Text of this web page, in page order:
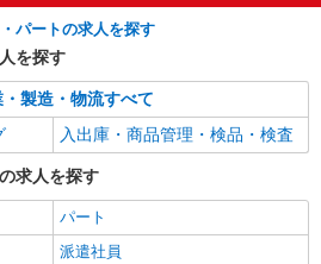
パートの求人を探す
を探す
製造・物流すべて
入出庫・商品管理・検品・検査
求人を探す
パート
派遣社員